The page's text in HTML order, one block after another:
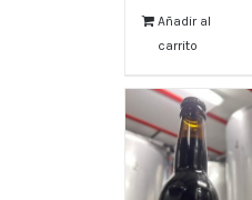
Añadir al
carrito